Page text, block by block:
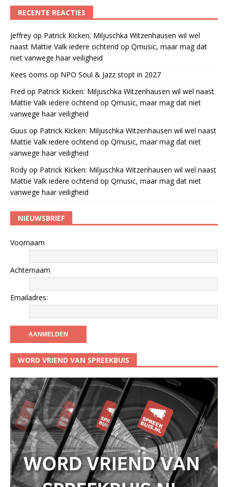
RECENTE REACTIES
Jeffrey op Patrick Kicken: Miljuschka Witzenhausen wil wel
naast Mattie Valk iedere ochtend op Qmusic, maar mag dat
niet vanwege haar veiligheid
Kees öoms op NPO Soul & Jazz stopt in 2027
Fred op Patrick Kicken: Miljuschka Witzenhausen wil wel naast
Mattie Valk iedere ochtend op Qmusic, maar mag dat niet
vanwege haar veiligheid
Guus op Patrick Kicken: Miljuschka Witzenhausen wil wel naast
Mattie Valk iedere ochtend op Qmusic, maar mag dat niet
vanwege haar veiligheid
Rody op Patrick Kicken: Miljuschka Witzenhausen wil wel naast
Mattie Valk iedere ochtend op Qmusic, maar mag dat niet
vanwege haar veiligheid
NIEUWSBRIEF
Voornaam
Achternaam
Emailadres:
WORD VRIEND VAN SPREEKBUIS